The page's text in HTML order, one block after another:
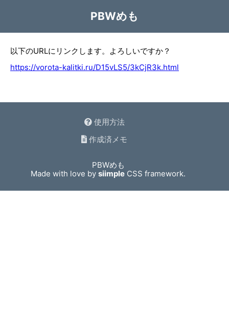
PBWめも
以下のURLにリンクします。よろしいですか？
https://vorota-kalitki.ru/D15vLS5/3kCjR3k.html
使用方法
作成済メモ
PBWめも
Made with love bysiimple CSS framework.